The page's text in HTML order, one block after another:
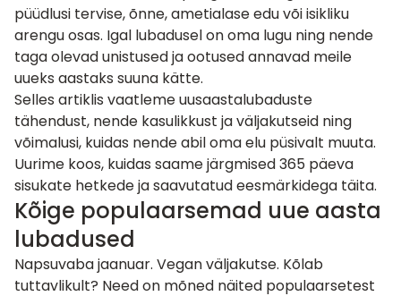
püüdlusi tervise, õnne, ametialase edu või isikliku
arengu osas. Igal lubadusel on oma lugu ning nende
taga olevad unistused ja ootused annavad meile
uueks aastaks suuna kätte.
Selles artiklis vaatleme uusaastalubaduste
tähendust, nende kasulikkust ja väljakutseid ning
võimalusi, kuidas nende abil oma elu püsivalt muuta.
Uurime koos, kuidas saame järgmised 365 päeva
sisukate hetkede ja saavutatud eesmärkidega täita.
Kõige populaarsemad uue aasta
lubadused
Napsuvaba jaanuar. Vegan väljakutse. Kõlab
tuttavlikult? Need on mõned näited populaarsetest